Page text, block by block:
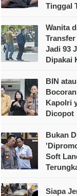
Tinggal
Wanita
Transfer
Jadi 93
Dipakai
BIN
Kapolri
Dicopot
Bukan
Soft
Siapa